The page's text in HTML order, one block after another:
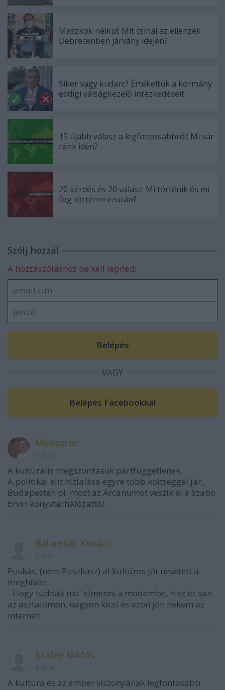
Maszkok nélkül: Mit csinál az ellenzék
Debrecenben járvány idején?
Siker vagy kudarc? Értékeltük a kormány
eddigi válságkezelő intézkedéseit
15 újabb válasz a legfontosabbról: Mi vár
ránk idén?
20 kérdés és 20 válasz: Mi történik és mi
fog történni ezután?
Szólj hozzá!
A hozzászóláshoz be kell lépned!
VAGY
Measurer
A kultúrális megszorítások pártfüggetlenek.
A politikai elit hízlalása egyre több költséggel jár.
Budapesten pl. most az Arcanumot veszik el a Szabó
Ervin könyvtárhálózattól.
Balambér Kovács
Puskás, (nem Puszkasz) al kultúros jót nevetett a
meghívón:
- Hogy tudnák má' elmenni a modembe, hisz itt van
az asztalomon, nagyon kicsi és azon jön nekem az
internet!
Szalay Miklós
A kultúra és az ember viszonyának legfontosabb